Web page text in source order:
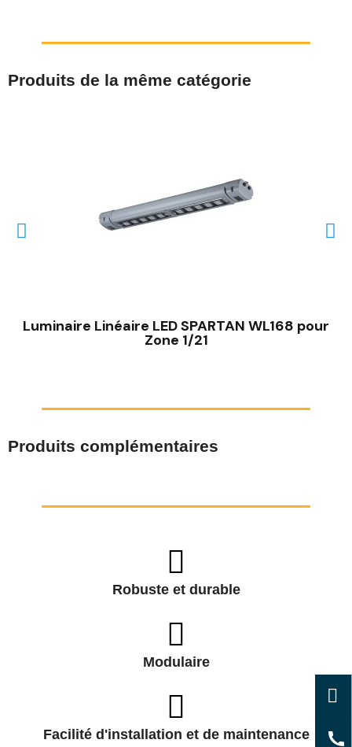
Produits de la même catégorie
Luminaire Linéaire LED SPARTAN WL168 pour
Zone 1/21
Produits complémentaires
Robuste et durable
Modulaire
Facilité d'installation et de maintenance